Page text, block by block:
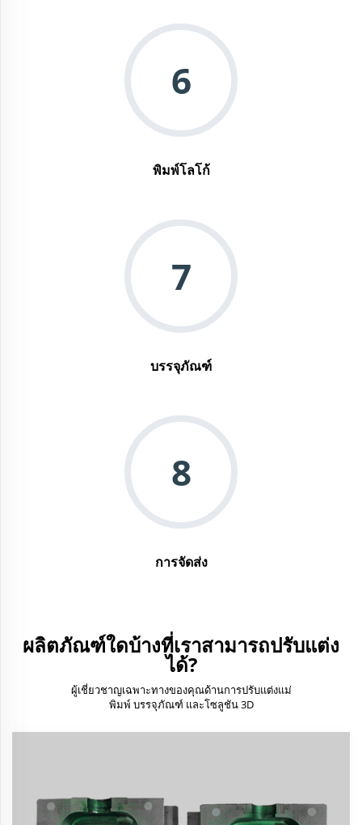
6
พิมพ์โลโก้
7
บรรจุภัณฑ์
8
การจัดส่ง
ผลิตภัณฑ์ใดบ้างที่เราสามารถปรับแต่ง
ได้?
ผู้เชี่ยวชาญเฉพาะทางของคุณด้านการปรับแต่งแม่
พิมพ์ บรรจุภัณฑ์ และโซลูชัน 3D